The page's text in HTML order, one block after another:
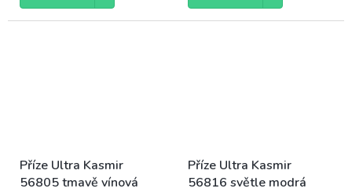
Příze Ultra Kasmir
56805 tmavě vínová
Příze Ultra Kasmir
56816 světle modrá